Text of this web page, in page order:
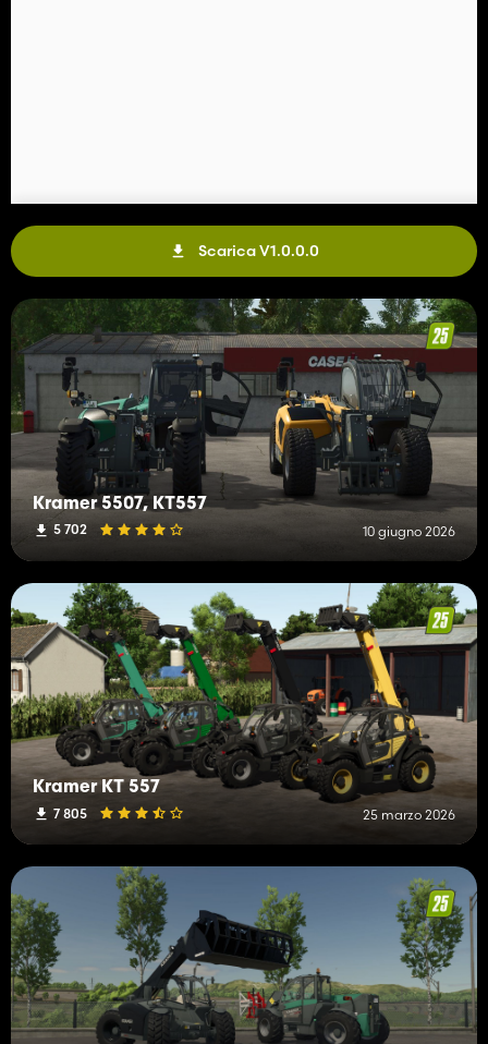
Scarica V1.0.0.0
Kramer 5507, KT557
5 702 10 giugno 2026
Kramer KT 557
7 805 25 marzo 2026